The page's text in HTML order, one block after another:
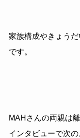
家族構成やきょう
です。
MAHさんの両親は
インタビューで次の